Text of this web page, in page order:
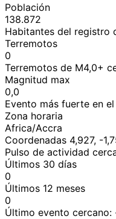
Población
138.872
Habitantes del registro
Terremotos
0
Terremotos de M4,0+
Magnitud max
0,0
Evento más fuerte en
Zona horaria
Africa/Accra
Coordenadas 4,927, -
Pulso de actividad
Últimos 30 días
0
Últimos 12 meses
0
Último evento cercano: